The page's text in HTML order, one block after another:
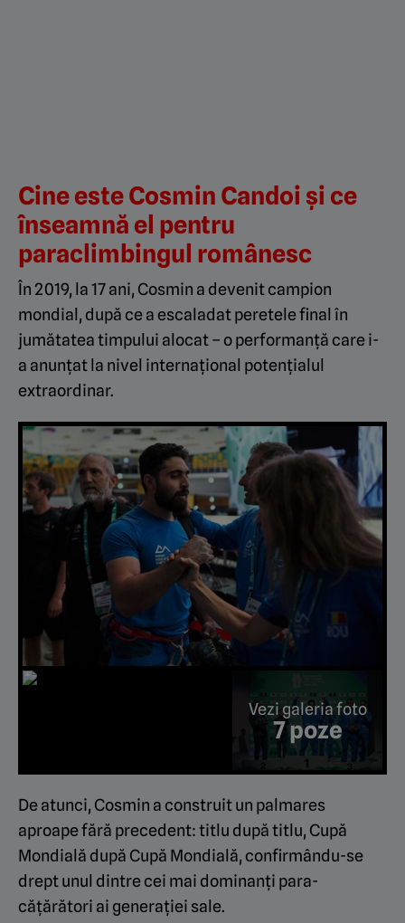
Cine este Cosmin Candoi și ce
înseamnă el pentru
paraclimbingul românesc
În 2019, la 17 ani, Cosmin a devenit campion
mondial, după ce a escaladat peretele final în
jumătatea timpului alocat – o performanță care i-
a anunțat la nivel internațional potențialul
extraordinar.
Vezi galeria foto
7 poze
De atunci, Cosmin a construit un palmares
aproape fără precedent: titlu după titlu, Cupă
Mondială după Cupă Mondială, confirmându-se
drept unul dintre cei mai dominanți para-
cățărători ai generației sale.